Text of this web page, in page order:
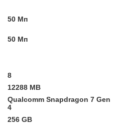
50 Мп
50 Мп
8
12288 MB
Qualcomm Snapdragon 7 Gen
4
256 GB